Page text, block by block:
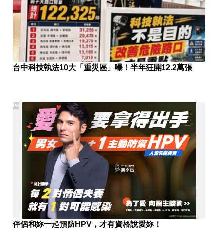
台中科技執法10大「重災區」曝！半年狂開12.2萬張
伴侶和妳一起預防HPV，才有資格說愛妳！
PR